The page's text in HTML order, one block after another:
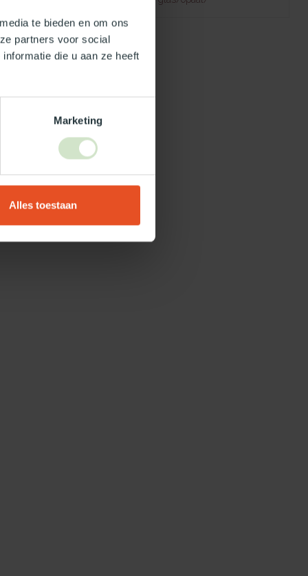
te bieden en om ons
partners voor social
die u aan ze heeft
Marketing
Alles toestaan